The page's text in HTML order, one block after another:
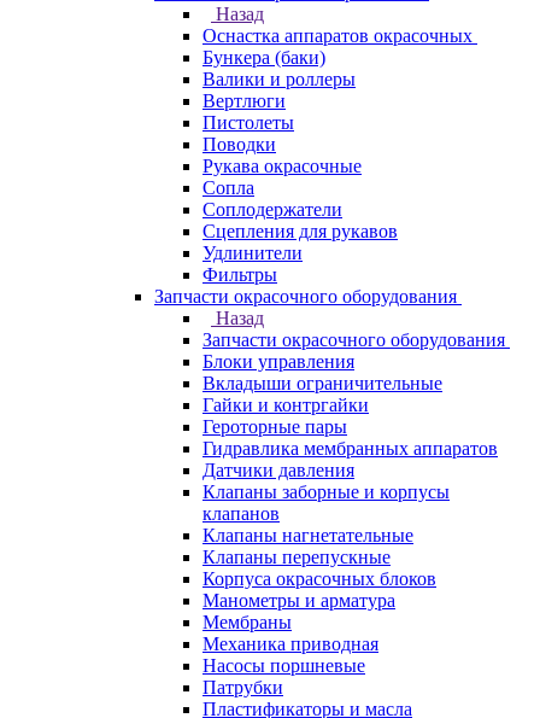
Назад
Оснастка аппаратов окрасочных
Бункера (баки)
Валики и роллеры
Вертлюги
Пистолеты
Поводки
Рукава окрасочные
Сопла
Соплодержатели
Сцепления для рукавов
Удлинители
Фильтры
Запчасти окрасочного оборудования
Назад
Запчасти окрасочного оборудования
Блоки управления
Вкладыши ограничительные
Гайки и контргайки
Героторные пары
Гидравлика мембранных аппаратов
Датчики давления
Клапаны заборные и корпусы
клапанов
Клапаны нагнетательные
Клапаны перепускные
Корпуса окрасочных блоков
Манометры и арматура
Мембраны
Механика приводная
Насосы поршневые
Патрубки
Пластификаторы и масла